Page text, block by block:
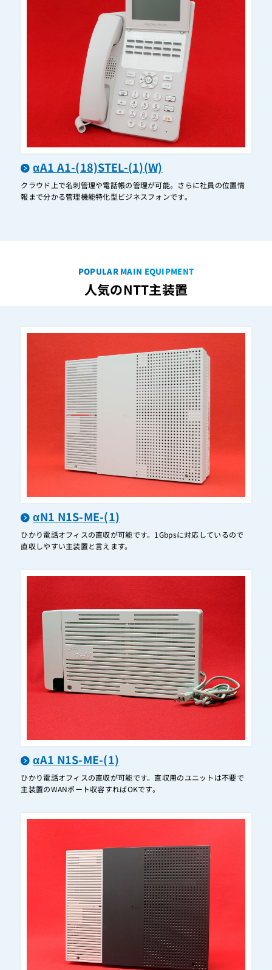
A1-MEDIAIPTEL-(1)(K)
A1-SSLAP-(1)
A1-VADP-(1)
A1-WL-AP-(1)
A1-給電HUB壁掛け用品-(1)
A1-給電アダプター-(1)
ABS-ACL-PS(1)(W)+ABS-ACL-BCS(1)(W)
ABS-ACL-PS(2)(K)+ABS-ACL-BCS(2)(K)
ABS-ACL-PS(2)(K)+ABS-ACL-SCS(2)(K)
ABS-ACL-PS(2)(W)+ABS-ACL-BCS(2)(W)
ABS-ACL-PS(2)(W)+ABS-ACL-SCS(2)(W)
ABS-BPCAP-(1)
ABS-BSLAP(1)
ABS-PCAP(1)
ABS-SLAP(2)
ABS-SSLAP(1)
AT-1000
AT-230IVR
AT-D300
AT-D39R
AT-D39S(DFC-16M)
AT-D39S(DFC-2M)
AT-D39SⅡ(DFC-16M）
AT-D700
AT-D750
AT-D760(FC-1M)
AT-D760(FC-4M)
AT-D760(FC-8M)
AT-D770（HFC-30M）
AT-D770（HFC-60M）
AX-ARMBTEL(1)(K)
AX-ARMBTEL(1)(W)
αA1 A1-(18)STEL-(1)(W)
クラウド上で名刺管理や電話帳の管理が可能。さらに社員の位置情
報まで分かる管理機能特化型ビジネスフォンです。
POPULAR MAIN EQUIPMENT
人気のNTT主装置
αN1 N1S-ME-(1)
ひかり電話オフィスの直収が可能です。1Gbpsに対応しているので
直収しやすい主装置と言えます。
αA1 N1S-ME-(1)
ひかり電話オフィスの直収が可能です。直収用のユニットは不要で
主装置のWANポート収容すればOKです。